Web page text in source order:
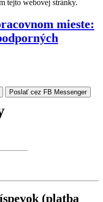
tejto webovej stránky.
mieste:
Poslať cez FB Messenger
(platba